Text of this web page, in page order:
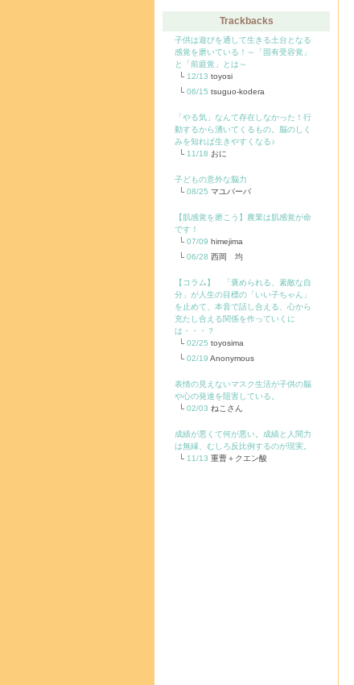
Trackbacks
子供は遊びを通して生きる土台となる
感覚を磨いている！～「固有受容覚」
と「前庭覚」とは～
12/13 toyosi
06/15 tsuguo-kodera
「やる気」なんて存在しなかった！行
動するから湧いてくるもの。脳のしく
みを知れば生きやすくなる♪
11/18 おに
子どもの意外な脳力
08/25 マユバーバ
【肌感覚を磨こう】農業は肌感覚が命
です！
07/09 himejima
06/28 西岡 均
【コラム】 「褒められる、素敵な自
分」が人生の目標の「いい子ちゃん」
を止めて、本音で話し合える、心から
充たし合える関係を作っていくに
は・・・？
02/25 toyosima
02/19 Anonymous
表情の見えないマスク生活が子供の脳
や心の発達を阻害している。
02/03 ねこさん
成績が悪くて何が悪い。成績と人間力
は無縁、むしろ反比例するのが現実。
11/13 重曹＋クエン酸